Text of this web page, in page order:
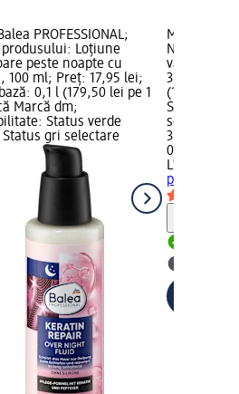
PROFESSIONAL;
produsului: Loțiune
peste noapte cu
100 ml; Preț: 17,95 lei;
0,1 l (179,50 lei pe 1
Marcă dm;
Status verde
gri selectare
Marcă:
Numele
vârfuri
31,95 lei;
(159,75 lei
Status
selectare
31,95 lei
0,2 l
L'ORÉAL
pentru